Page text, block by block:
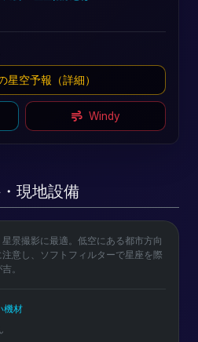
星空予報（詳細）
Windy
現地設備
星景撮影に最適。低空にある都市方向
意し、ソフトフィルターで星座を際
。
機材